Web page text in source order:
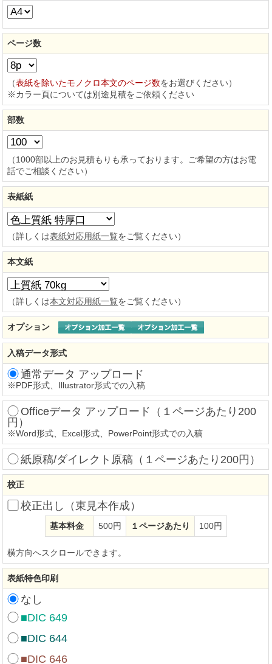
ページ数
（表紙を除いたモノクロ本文のページ数をお選びください）
※カラー頁については別途見積をご依頼ください
部数
（1000部以上のお見積もりも承っております。ご希望の方はお電
話でご相談ください）
表紙紙
（詳しくは表紙対応用紙一覧をご覧ください）
本文紙
（詳しくは本文対応用紙一覧をご覧ください）
オプション
入稿データ形式
通常データ アップロード
※PDF形式、Illustrator形式での入稿
Officeデータ アップロード（１ページあたり200
円）
※Word形式、Excel形式、PowerPoint形式での入稿
紙原稿/ダイレクト原稿（１ページあたり200円）
校正
校正出し（束見本作成）
基本料金 500円 １ページあたり 100円
横方向へスクロールできます。
表紙特色印刷
なし
■DIC 649
■DIC 644
■DIC 646